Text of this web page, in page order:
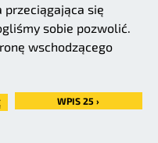
przeciągająca się
sobie pozwolić.
wschodzącego
WPIS 25 ›